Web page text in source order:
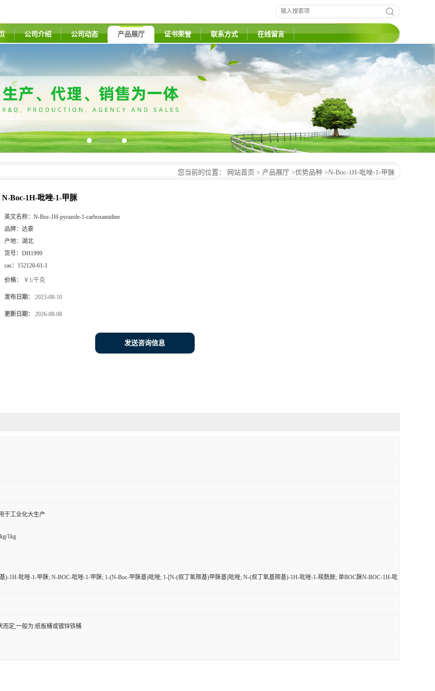
公司介绍 公司动态 产品展厅 证书荣誉 联系方式 在线留言
您当前的位置： 网站首页 > 产品展厅 >优势品种 >N-Boc-1H-吡唑-1-甲脒
N-Boc-1H-吡唑-1-甲脒
英文名称： N-Boc-1H-pyrazole-1-carboxamidine
品牌： 达豪
产地： 湖北
货号： DH1999
cas： 152120-61-1
价格： ￥1/千克
发布日期： 2023-08-10
更新日期： 2026-08-08
发送咨询信息
于工业化大生产
1kg
)-1H-吡唑-1-甲脒; N-BOC-吡唑-1-甲脒; 1-(N-Boc-甲脒基)吡唑; 1-[N-(叔丁氧羰基)甲脒基]吡唑; N-(叔丁氧基羰基)-1H-吡唑-1-羧酰胺; 单BOC脒N-BOC-1H-吡
而定,一般为:纸板桶或镀锌铁桶